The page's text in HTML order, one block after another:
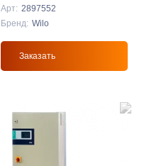
Арт: 2897552
Бренд: Wilo
Заказать